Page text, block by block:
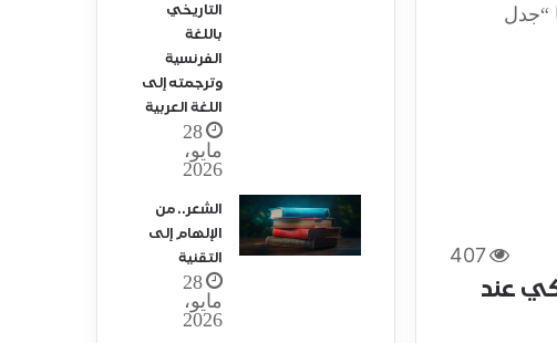
“جدل
407
عند
التاريخي
باللغة
الفرنسية
وترجمته إلى
اللغة العربية
28
مايو،
2026
الشعر.. من
الإلهام إلى
التقنية
28
مايو،
2026